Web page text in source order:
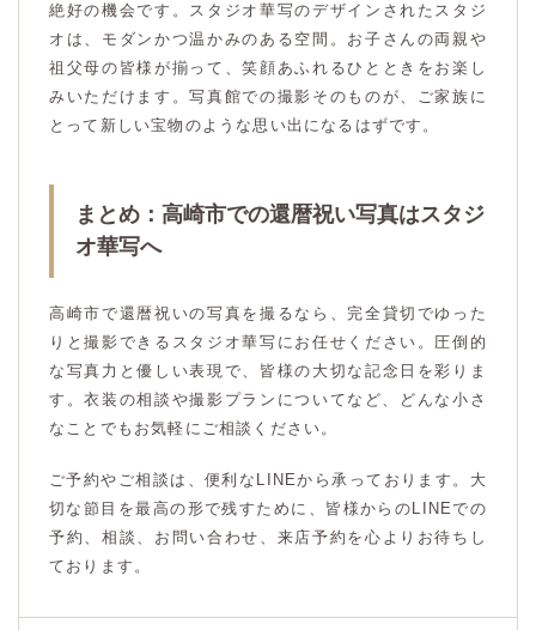
絶好の機会です。スタジオ華写のデザインされたスタジ
オは、モダンかつ温かみのある空間。お子さんの両親や
祖父母の皆様が揃って、笑顔あふれるひとときをお楽し
みいただけます。写真館での撮影そのものが、ご家族に
とって新しい宝物のような思い出になるはずです。
まとめ：高崎市での還暦祝い写真はスタジ
オ華写へ
高崎市で還暦祝いの写真を撮るなら、完全貸切でゆった
りと撮影できるスタジオ華写にお任せください。圧倒的
な写真力と優しい表現で、皆様の大切な記念日を彩りま
す。衣装の相談や撮影プランについてなど、どんな小さ
なことでもお気軽にご相談ください。
ご予約やご相談は、便利なLINEから承っております。大
切な節目を最高の形で残すために、皆様からのLINEでの
予約、相談、お問い合わせ、来店予約を心よりお待ちし
ております。